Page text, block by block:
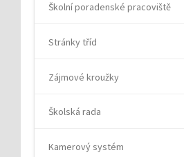
Školní poradenské pracoviště
Stránky tříd
Zájmové kroužky
Školská rada
Kamerový systém